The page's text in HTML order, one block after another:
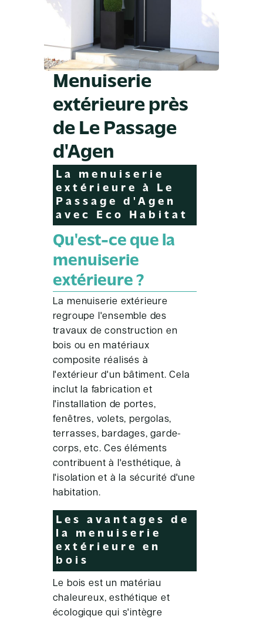
Menuiserie
extérieure près
de Le Passage
d'Agen
La menuiserie
extérieure à Le
Passage d'Agen
avec Eco Habitat
Qu'est-ce que la
menuiserie
extérieure ?
La menuiserie extérieure
regroupe l'ensemble des
travaux de construction en
bois ou en matériaux
composite réalisés à
l'extérieur d'un bâtiment. Cela
inclut la fabrication et
l'installation de portes,
fenêtres, volets, pergolas,
terrasses, bardages, garde-
corps, etc. Ces éléments
contribuent à l'esthétique, à
l'isolation et à la sécurité d'une
habitation.
Les avantages de
la menuiserie
extérieure en
bois
Le bois est un matériau
chaleureux, esthétique et
écologique qui s'intègre